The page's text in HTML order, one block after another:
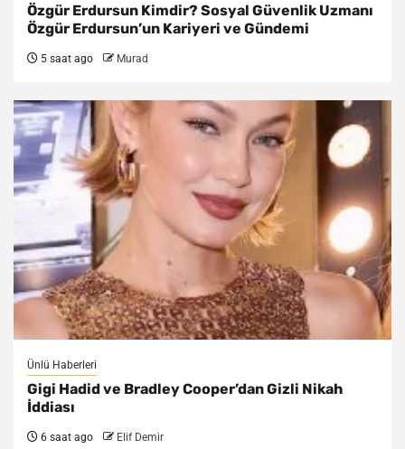
Özgür Erdursun Kimdir? Sosyal Güvenlik Uzmanı
Özgür Erdursun’un Kariyeri ve Gündemi
5 saat ago Murad
Ünlü Haberleri
Gigi Hadid ve Bradley Cooper’dan Gizli Nikah
İddiası
6 saat ago Elif Demir